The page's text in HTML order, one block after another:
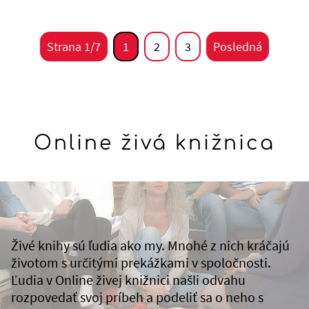
Strana 1/7 1 2 3 Posledná
Online živá knižnica
Živé knihy sú ľudia ako my. Mnohé z nich kráčajú
životom s určitými prekážkami v spoločnosti.
Ľudia v Online živej knižnici našli odvahu
rozpovedať svoj príbeh a podeliť sa o neho s